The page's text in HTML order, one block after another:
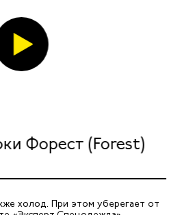
Форест (Forest)
холод. При этом уберегает от